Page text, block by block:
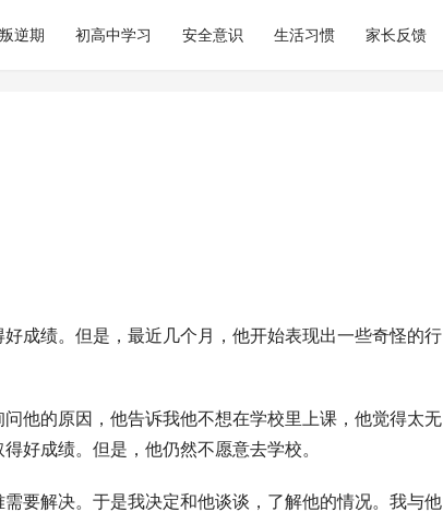
逆期 初高中学习 安全意识 生活习惯 家长反馈
成绩。但是，最近几个月，他开始表现出一些奇怪的行
他的原因，他告诉我他不想在学校里上课，他觉得太无
好成绩。但是，他仍然不愿意去学校。
要解决。于是我决定和他谈谈，了解他的情况。我与他